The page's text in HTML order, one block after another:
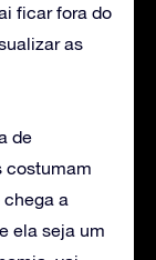
ficar fora do
as
de
costumam
a
ela seja um